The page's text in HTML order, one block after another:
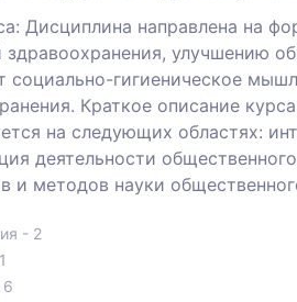
Дисциплина направлена на
здравоохранения, улучшению
социально-гигиеническое
Краткое описание
на следующих областях:
деятельности
и методов науки
- 2
6